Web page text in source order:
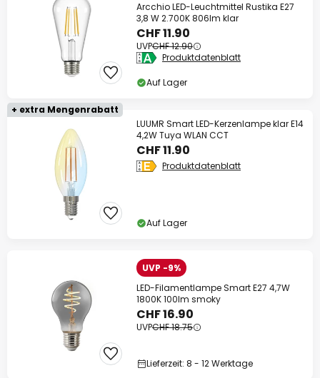
Arcchio LED-Leuchtmittel Rustika E27
3,8 W 2.700K 806lm klar
CHF 11.90
UVPCHF 12.90
Produktdatenblatt
Auf Lager
+ extra Mengenrabatt
LUUMR Smart LED-Kerzenlampe klar E14
4,2W Tuya WLAN CCT
CHF 11.90
Produktdatenblatt
Auf Lager
UVP -9%
LED-Filamentlampe Smart E27 4,7W
1800K 100lm smoky
CHF 16.90
UVPCHF 18.75
Lieferzeit: 8 - 12 Werktage